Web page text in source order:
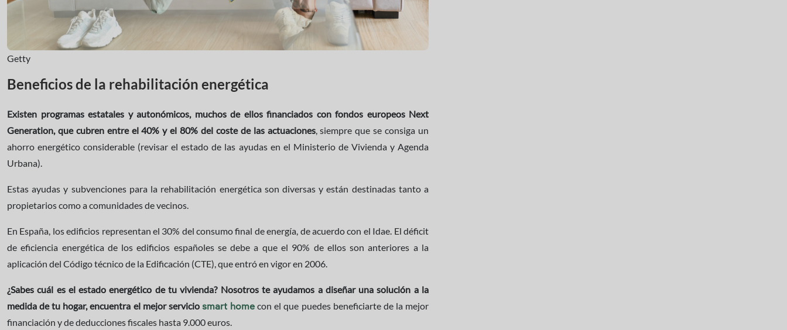
Getty
Beneficios de la rehabilitación energética
Existen programas estatales y autonómicos, muchos de ellos financiados con fondos europeos Next
Generation, que cubren entre el 40% y el 80% del coste de las actuaciones, siempre que se consiga un
ahorro energético considerable (revisar el estado de las ayudas en el Ministerio de Vivienda y Agenda
Urbana).
Estas ayudas y subvenciones para la rehabilitación energética son diversas y están destinadas tanto a
propietarios como a comunidades de vecinos.
En España, los edificios representan el 30% del consumo final de energía, de acuerdo con el Idae. El déficit
de eficiencia energética de los edificios españoles se debe a que el 90% de ellos son anteriores a la
aplicación del Código técnico de la Edificación (CTE), que entró en vigor en 2006.
¿Sabes cuál es el estado energético de tu vivienda? Nosotros te ayudamos a diseñar una solución a la
medida de tu hogar, encuentra el mejor servicio smart home con el que puedes beneficiarte de la mejor
financiación y de deducciones fiscales hasta 9.000 euros.